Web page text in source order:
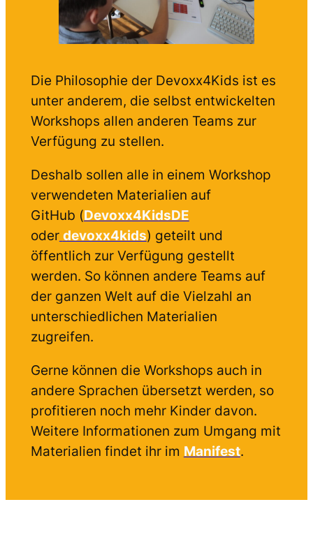
Die Philosophie der Devoxx4Kids ist es
unter anderem, die selbst entwickelten
Workshops allen anderen Teams zur
Verfügung zu stellen.
Deshalb sollen alle in einem Workshop
verwendeten Materialien auf
GitHub (Devoxx4KidsDE
oder devoxx4kids) geteilt und
öffentlich zur Verfügung gestellt
werden. So können andere Teams auf
der ganzen Welt auf die Vielzahl an
unterschiedlichen Materialien
zugreifen.
Gerne können die Workshops auch in
andere Sprachen übersetzt werden, so
profitieren noch mehr Kinder davon.
Weitere Informationen zum Umgang mit
Materialien findet ihr im Manifest.